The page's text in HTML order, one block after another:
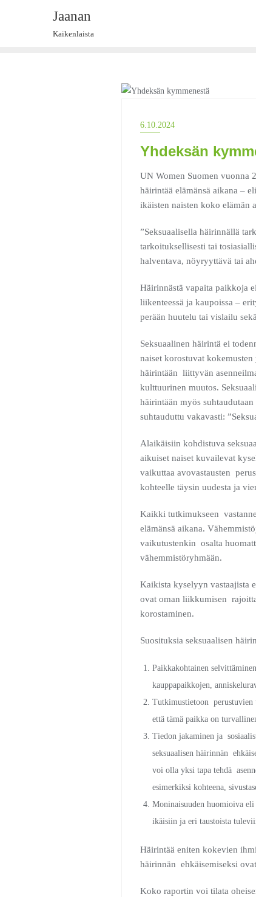
Jaanan
Kaikenlaista
6.10.2024
Yhdeksän
UN Women Suomen vuonna
häirintää elämänsä aikana –
ikäisten naisten koko elämän
”Seksuaalisella häirinnällä
tarkoituksellisesti tai
halventava, nöyryyttävä tai
Häirinnästä vapaita paikkoja
liikenteessä ja kaupoissa –
perään huutelu tai vislailu
Seksuaalinen häirintä ei
naiset korostuvat
häirintään liittyvän
kulttuurinen muutos.
häirintään myös
suhtauduttu vakavasti:
Alaikäisiin kohdistuva
aikuiset naiset kuvailevat
vaikuttaa avovastausten
kohteelle täysin uudesta ja
Kaikki tutkimukseen
elämänsä aikana.
vaikutustenkin osalta
vähemmistöryhmään.
Kaikista kyselyyn vastaajista
ovat oman liikkumisen
korostaminen.
Suosituksia seksuaalisen
Paikkakohtainen
kauppapaikkojen,
Tutkimustietoon perustuvien
että tämä paikka on
Tiedon jakaminen ja
seksuaalisen häirinnän
voi olla yksi tapa tehdä
esimerkiksi kohteena,
Moninaisuuden huomioiva
ikäisiin ja eri taustoista
Häirintää eniten kokevien
häirinnän ehkäisemiseksi
Koko raportin voi tilata